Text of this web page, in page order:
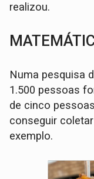
realizou.
Numa pesquisa
1.500 pessoas
de cinco
conseguir
exemplo.